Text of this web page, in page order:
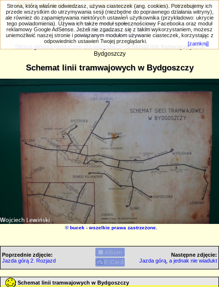
PRIV.gtlodz.eu - czyli trochę ;) inna galeria
Wyszukiwanie zaawansowane
Strona główna widoczne dla wszystkich >Schemat linii tramwajowych w
Bydgoszczy
Schemat linii tramwajowych w Bydgoszczy
© bucek- wszelkie prawa zastrzeżone.
Poprzednie zdjęcie:
Jazda górą 2. Rozjazd
Następne zdjęcie:
Jazda górą, a jednak nie wiadukt
Schemat linii tramwajowych w Bydgoszczy
Strona, którą właśnie odwiedzasz, używa ciasteczek (ang. cookies). Potrzebujemy ich
przede wszystkim do utrzymywania sesji (niezbędne do poprawnego działania witryny),
ale również do zapamiętywania niektórych ustawień użytkownika (przykładowo: ukrycie
tego powiadomienia). Używa ich także moduł społecznościowy Facebooka oraz moduł
reklamowy Google AdSense. Jeżeli nie zgadzasz się z takim wykorzystaniem, możesz
uniemożliwić naszej stronie i powiązanym modułom używanie ciasteczek, korzystając z
odpowiednich ustawień Twojej przeglądarki.
[zamknij]